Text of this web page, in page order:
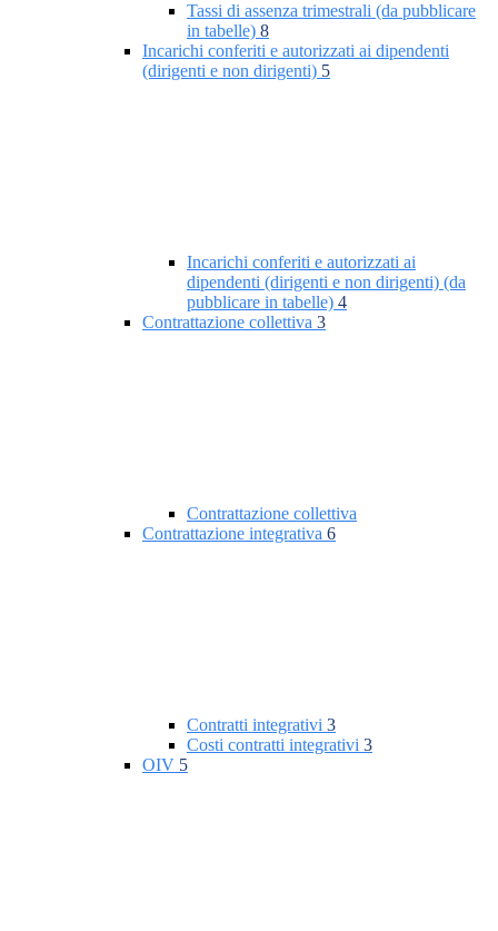
Tassi di assenza trimestrali (da pubblicare
in tabelle) 8
Incarichi conferiti e autorizzati ai dipendenti
(dirigenti e non dirigenti) 5
Incarichi conferiti e autorizzati ai
dipendenti (dirigenti e non dirigenti) (da
pubblicare in tabelle) 4
Contrattazione collettiva 3
Contrattazione collettiva
Contrattazione integrativa 6
Contratti integrativi 3
Costi contratti integrativi 3
OIV 5